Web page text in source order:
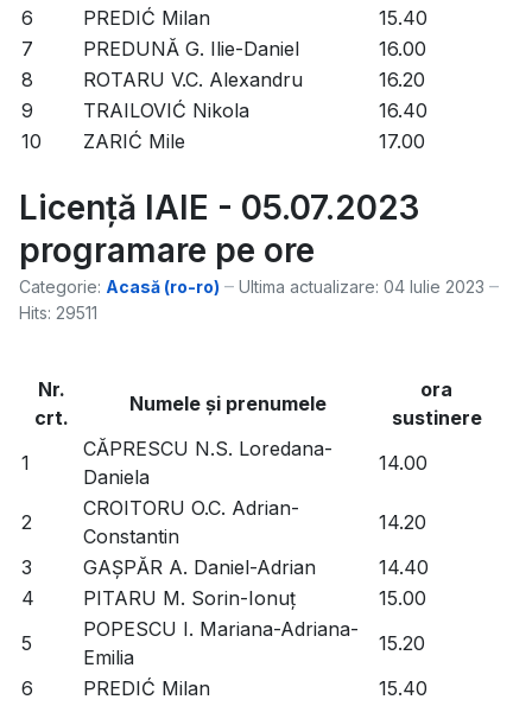
6
PREDIĆ Milan
15.40
7
PREDUNĂ G. Ilie-Daniel
16.00
8
ROTARU V.C. Alexandru
16.20
9
TRAILOVIĆ Nikola
16.40
10
ZARIĆ Mile 17.00
Licență IAIE - 05.07.2023
programare pe ore
Categorie: Acasă (ro-ro)
Ultima actualizare: 04 Iulie 2023
Hits: 29511
Nr.
crt.
Numele şi prenumele
ora
sustinere
1
CĂPRESCU N.S. Loredana-
Daniela
14.00
2
CROITORU O.C. Adrian-
Constantin
14.20
3
GAȘPĂR A. Daniel-Adrian
14.40
4
PITARU M. Sorin-Ionuț
15.00
5
POPESCU I. Mariana-Adriana-
Emilia
15.20
6
PREDIĆ Milan
15.40